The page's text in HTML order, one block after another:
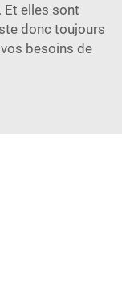
Et elles sont
donc toujours
besoins de